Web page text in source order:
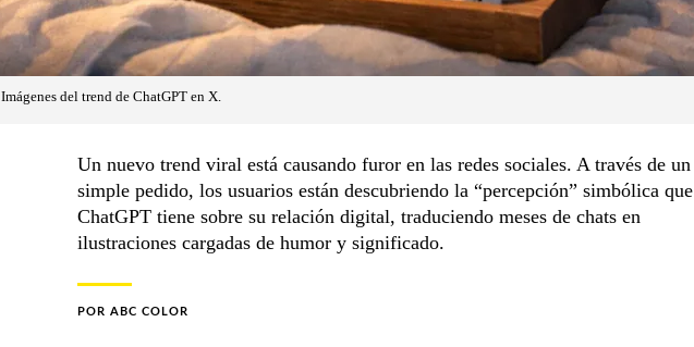
Imágenes del trend de ChatGPT en X.
Un nuevo trend viral está causando furor en las redes sociales. A través de un
simple pedido, los usuarios están descubriendo la “percepción” simbólica que
ChatGPT tiene sobre su relación digital, traduciendo meses de chats en
ilustraciones cargadas de humor y significado.
POR ABC COLOR